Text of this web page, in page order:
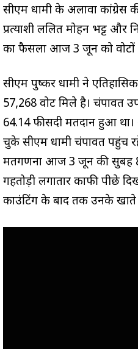
सीएम धामी के अलावा कांग्रेस
प्रत्याशी ललित मोहन भट्ट और
का फैसला आज 3 जून को वोटों
सीएम पुष्कर धामी ने
57,268 वोट मिले है। चंपावत
64.14 फीसदी मतदान हुआ
चुके सीएम धामी चंपावत पहुंच
मतगणना आज 3 जून की सुबह
गहतोड़ी लगातार काफी पीछे
काउंटिंग के बाद तक उनके खाते